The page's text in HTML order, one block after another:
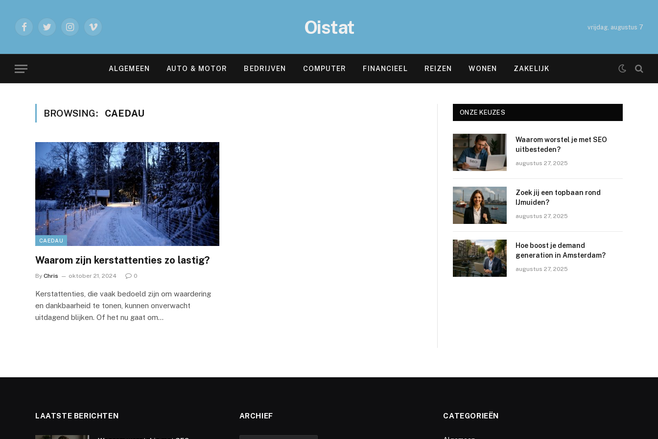
FacebookTwitterInstagramVimeo Oistat vrijdag, augustus 7
ALGEMEEN AUTO & MOTOR BEDRIJVEN COMPUTER FINANCIEEL REIZEN WONEN ZAKELIJK
BROWSING: CAEDAU
CAEDAU
Waarom zijn kerstattenties zo lastig?
By Chris oktober 21, 2024 0
Kerstattenties, die vaak bedoeld zijn om waardering
en dankbaarheid te tonen, kunnen onverwacht
uitdagend blijken. Of het nu gaat om…
ONZE KEUZES
Waarom worstel je met SEO
uitbesteden?
augustus 27, 2025
Zoek jij een topbaan rond
IJmuiden?
augustus 27, 2025
Hoe boost je demand
generation in Amsterdam?
augustus 27, 2025
LAATSTE BERICHTEN ARCHIEF CATEGORIEËN